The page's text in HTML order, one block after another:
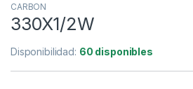
CARBON
330X1/2W
Disponibilidad: 60 disponibles